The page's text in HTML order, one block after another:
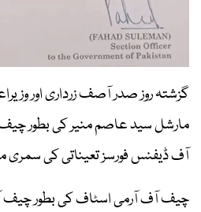
گزشتہ روز صدر آصف زرداری اور
مارشل سید عاصم منیر کی بطور
آف ڈیفنس فورسز تعیناتی کی سمری
چیف آف آرمی اسٹاف کی بطور چیف